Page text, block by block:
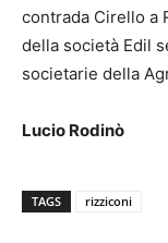
contrada Cirello a
della società Edil
societarie della
Lucio Rodinò
TAGS rizziconi